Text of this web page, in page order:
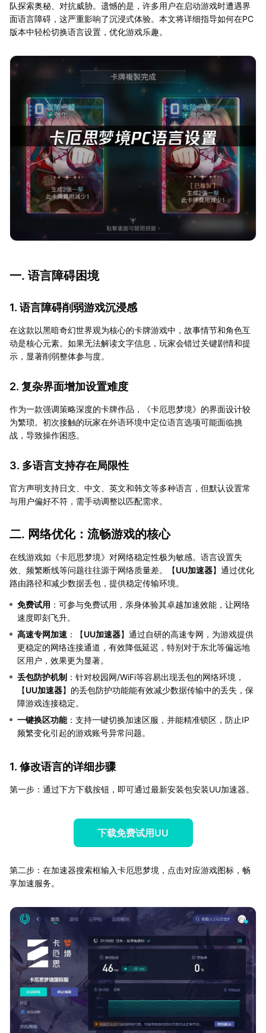
队探索奥秘、对抗威胁。遗憾的是，许多用户在启动游戏时遭遇界
面语言障碍，这严重影响了沉浸式体验。本文将详细指导如何在PC
版本中轻松切换语言设置，优化游戏乐趣。
一. 语言障碍困境
1. 语言障碍削弱游戏沉浸感
在这款以黑暗奇幻世界观为核心的卡牌游戏中，故事情节和角色互
动是核心元素。如果无法解读文字信息，玩家会错过关键剧情和提
示，显著削弱整体参与度。
2. 复杂界面增加设置难度
作为一款强调策略深度的卡牌作品，《卡厄思梦境》的界面设计较
为繁琐。初次接触的玩家在外语环境中定位语言选项可能面临挑
战，导致操作困惑。
3. 多语言支持存在局限性
官方声明支持日文、中文、英文和韩文等多种语言，但默认设置常
与用户偏好不符，需手动调整以匹配需求。
二. 网络优化：流畅游戏的核心
在线游戏如《卡厄思梦境》对网络稳定性极为敏感。语言设置失
效、频繁断线等问题往往源于网络质量差。【UU加速器】通过优化
路由路径和减少数据丢包，提供稳定传输环境。
免费试用 ：可参与免费试用，亲身体验其卓越加速效能，让网络
速度即刻飞升。
高速专网加速 ：【UU加速器】通过自研的高速专网，为游戏提供
更稳定的网络连接通道，有效降低延迟，特别对于东北等偏远地
区用户，效果更为显著。
丢包防护机制 ：针对校园网/WiFi等容易出现丢包的网络环境，
【UU加速器】的丢包防护功能能有效减少数据传输中的丢失，保
障游戏连接稳定。
一键换区功能：支持一键切换加速区服，并能精准锁区，防止IP
频繁变化引起的游戏账号异常问题。
1. 修改语言的详细步骤
第一步：通过下方下载按钮，即可通过最新安装包安装UU加速器。
下载免费试用UU
第二步：在加速器搜索框输入卡厄思梦境，点击对应游戏图标，畅
享加速服务。